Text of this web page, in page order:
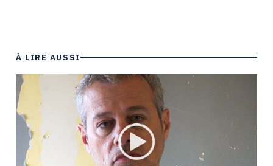
À LIRE AUSSI